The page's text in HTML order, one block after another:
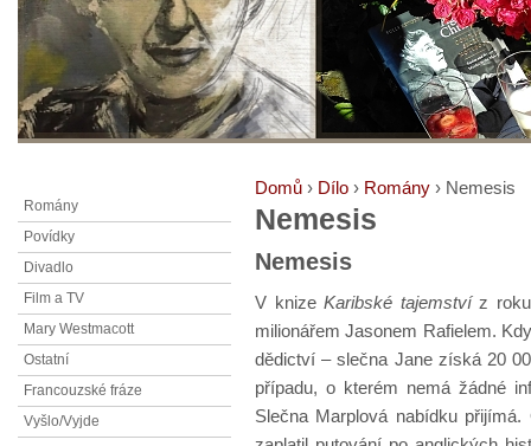
Domů › Dílo › Romány › Nemesis
Nemesis
Nemesis
V knizeKaribské tajemstvíz roku
milionářem Jasonem Rafielem.
dědictví – slečna Jane získá 20
případu, o kterém nemá žádné
Slečna Marplová nabídku
Romány
Povídky
Divadlo
Film a TV
Mary Westmacott
Ostatní
Francouzské fráze
Vyšlo/Vyjde